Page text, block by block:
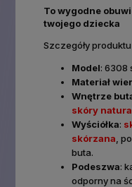
To wygodne
twojego dziecka
Szczegóły produktu
Model: 6308
Materiał
Wnętrze
skóry
Wyściółka:
skórzana ,
buta.
Podeszwa:
odporny na